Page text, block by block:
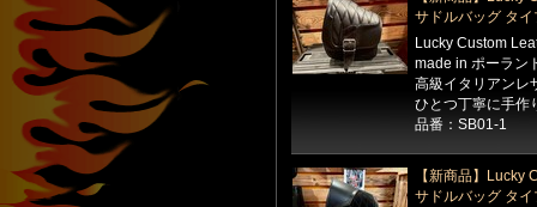
サドルバッグ タ
Lucky Custom
made in ポーラン
高級イタリアンレ
ひとつ丁寧に手作
品番：SB01-1
【新商品】Lucky
サドルバッグ タ